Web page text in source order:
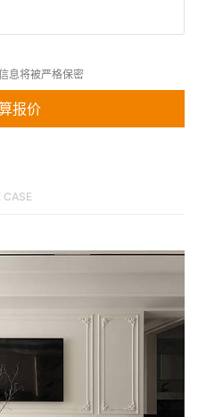
息将被严格保密
CASE